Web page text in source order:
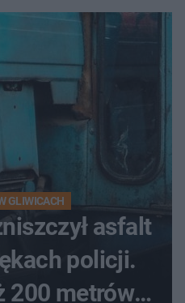
GLIWICACH
asfalt
policji.
200 metrów